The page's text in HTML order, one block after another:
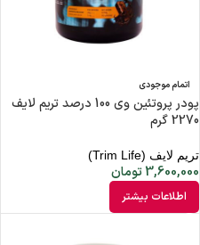
اتمام موجودی
پودر پروتئین وی 100 درصد تریم لایف
2270 گرم
تریم لایف (Trim Life)
3,600,000 تومان
اطلاعات بیشتر